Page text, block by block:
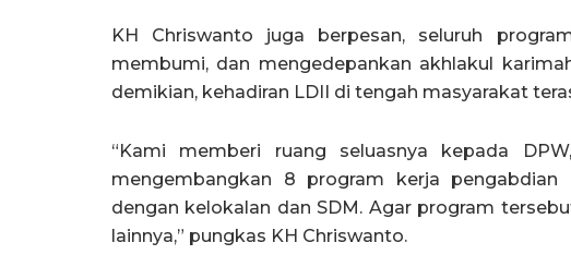
KH Chriswanto juga berpesan, seluruh
membumi, dan mengedepankan akhlakul
demikian, kehadiran LDII di tengah masyarakat
“Kami memberi ruang seluasnya kepada
mengembangkan 8 program kerja pengabdian
dengan kelokalan dan SDM. Agar program
lainnya,” pungkas KH Chriswanto.